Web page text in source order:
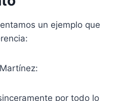
un ejemplo que
por todo lo